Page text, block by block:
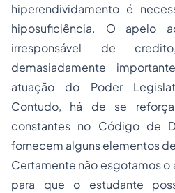
hiperendividamento é
hiposuficiência. O apelo
irresponsável de
demasiadamente
atuação do Poder
Contudo, há de se
constantes no Código de
fornecem alguns elementos
Certamente não esgotamos o
para que o estudante